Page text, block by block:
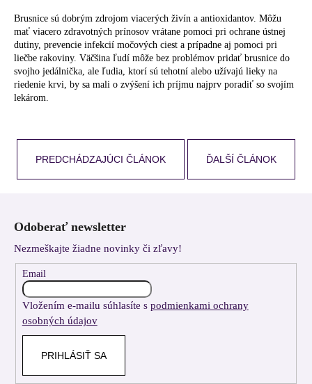
Brusnice sú dobrým zdrojom viacerých živín a antioxidantov. Môžu
mať viacero zdravotných prínosov vrátane pomoci pri ochrane ústnej
dutiny, prevencie infekcií močových ciest a prípadne aj pomoci pri
liečbe rakoviny. Väčšina ľudí môže bez problémov pridať brusnice do
svojho jedálnička, ale ľudia, ktorí sú tehotní alebo užívajú lieky na
riedenie krvi, by sa mali o zvýšení ich príjmu najprv poradiť so svojím
lekárom.
PREDCHÁDZAJÚCI ČLÁNOK ĎALŠÍ ČLÁNOK
Odoberať newsletter
Nezmeškajte žiadne novinky či zľavy!
Email
Vložením e-mailu súhlasíte s podmienkami ochrany
osobných údajov
PRIHLÁSIŤ SA